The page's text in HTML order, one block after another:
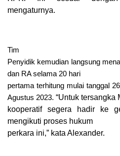
mengaturnya.
Tim
Penyidik kemudian langsung
dan RA selama 20 hari
pertama terhitung mulai tanggal
Agustus 2023. “Untuk tersangka
kooperatif segera hadir ke
mengikuti proses hukum
perkara ini,” kata Alexander.